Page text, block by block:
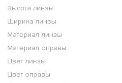
Высота линзы
Ширина линзы
Материал линзы
Материал оправы
Цвет линзы
Цвет оправы